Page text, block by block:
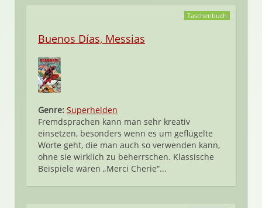
Taschenbuch
Buenos Días, Messias
Genre: Superhelden
Fremdsprachen kann man sehr kreativ
einsetzen, besonders wenn es um geflügelte
Worte geht, die man auch so verwenden kann,
ohne sie wirklich zu beherrschen. Klassische
Beispiele wären „Merci Cherie“...